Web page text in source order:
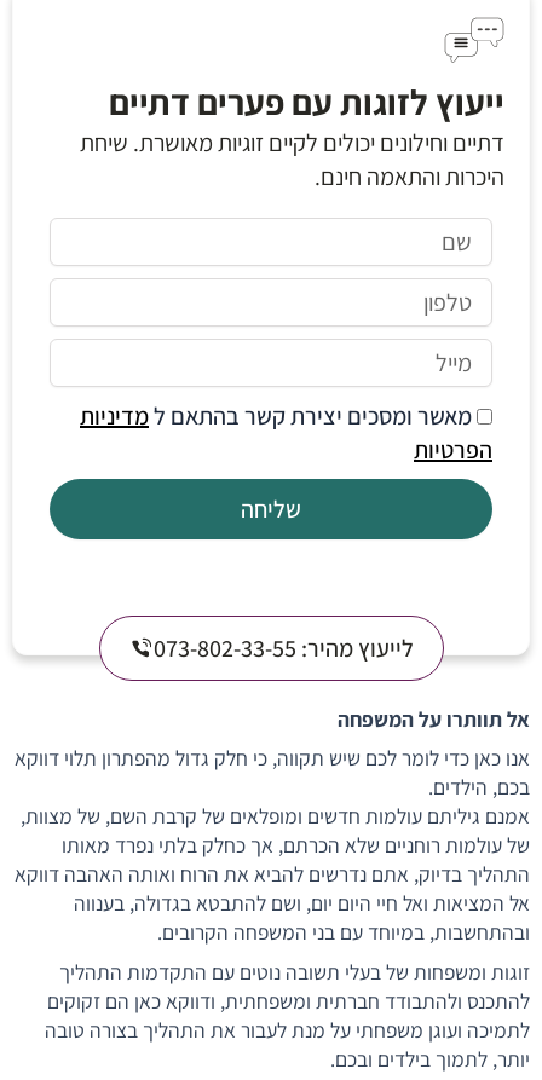
ייעוץ לזוגות עם פערים דתיים
דתיים וחילונים יכולים לקיים זוגיות מאושרת. שיחת
היכרות והתאמה חינם.
שם
טלפון
מייל
privacy
מאשר ומסכים יצירת קשר בהתאם למדיניות
הפרטיות
שליחה
לייעוץ מהיר: 073-802-33-55
אל תוותרו על המשפחה
אנו כאן כדי לומר לכם שיש תקווה, כי חלק גדול מהפתרון תלוי דווקא
בכם, הילדים.
אמנם גיליתם עולמות חדשים ומופלאים של קרבת השם, של מצוות,
של עולמות רוחניים שלא הכרתם, אך כחלק בלתי נפרד מאותו
התהליך בדיוק, אתם נדרשים להביא את הרוח ואותה האהבה דווקא
אל המציאות ואל חיי היום יום, ושם להתבטא בגדולה, בענווה
ובהתחשבות, במיוחד עם בני המשפחה הקרובים.
זוגות ומשפחות של בעלי תשובה נוטים עם התקדמות התהליך
להתכנס ולהתבודד חברתית ומשפחתית, ודווקא כאן הם זקוקים
לתמיכה ועוגן משפחתי על מנת לעבור את התהליך בצורה טובה
יותר, לתמוך בילדים ובכם.